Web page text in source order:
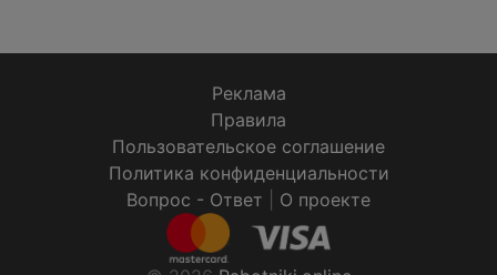
Реклама
Правила
Пользовательское соглашение
Политика конфиденциальности
Вопрос - Ответ
О проекте